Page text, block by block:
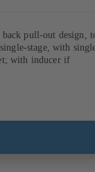
pull-out design,
stage, with
with inducer if